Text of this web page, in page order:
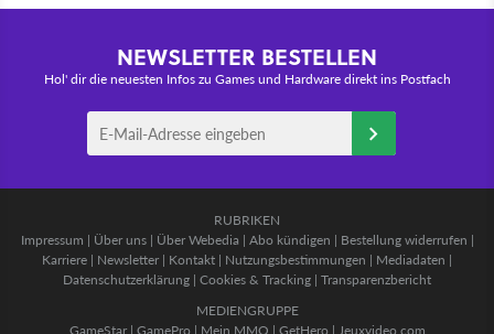
NEWSLETTER BESTELLEN
Hol' dir die neuesten Infos zu Games und Hardware direkt ins Postfach
RUBRIKEN
Impressum | Über uns| Über Webedia | Abo kündigen | Bestellung widerrufen |
Karriere | Newsletter | Kontakt | Nutzungsbestimmungen | Mediadaten |
Datenschutzerklärung | Cookies & Tracking | Transparenzbericht
MEDIENGRUPPE